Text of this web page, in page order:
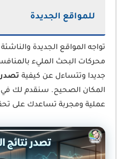
للمواقع الجديدة
تواجه المواقع الجديدة
محركات البحث المليء
جديدا وتتساءل عن كيفية
المكان الصحيح. سنقدم لك في
عملية ومجربة تساعدك على